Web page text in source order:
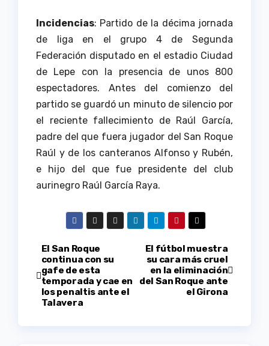
Incidencias: Partido de la décima jornada
de liga en el grupo 4 de Segunda
Federación disputado en el estadio Ciudad
de Lepe con la presencia de unos 800
espectadores. Antes del comienzo del
partido se guardó un minuto de silencio por
el reciente fallecimiento de Raúl García,
padre del que fuera jugador del San Roque
Raúl y de los canteranos Alfonso y Rubén,
e hijo del que fue presidente del club
aurinegro Raúl García Raya.
Navegación
de
entradas
El fútbol muestra
su cara más cruel
en la eliminación
del San Roque ante
el Girona
El San Roque
continua con su
gafe de esta
temporada y cae en
los penaltis ante el
Talavera